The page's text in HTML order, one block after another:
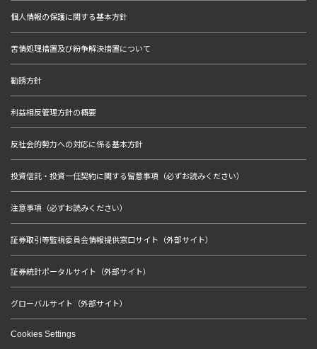
個人情報の保護に関する基本方針
苦情処理措置及び紛争解決措置について
勧誘方針
利益相反管理方針の概要
反社会的勢力への対応に係る基本方針
投資信託・投資一任契約に関する留意事項（必ずお読みください）
注意事項（必ずお読みください）
証券取引等監視委員会情報提供窓口サイト（外部サイト）
証券統計ポータルサイト（外部サイト）
グローバルサイト（外部サイト）
Cookies Settings